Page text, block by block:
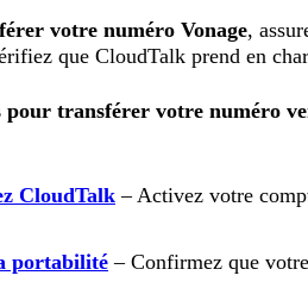
votre numéro Vonage,
que CloudTalk prend en
pour transférer votre numéro
CloudTalk – Activez votre
portabilité– Confirmez que